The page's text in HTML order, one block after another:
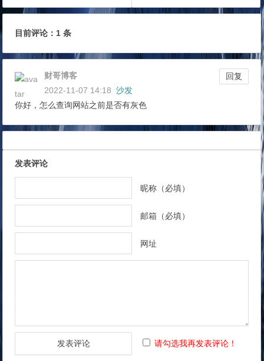
目前评论：1 条
财哥博客
回复
2022-11-07 14:18 沙发
你好，怎么查询网站之前是否有灰色
发表评论
昵称（必填）
邮箱（必填）
网址
请勾选我再发表评论！